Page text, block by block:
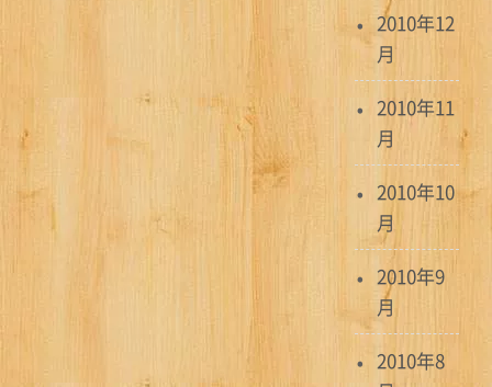
2010年12
月
2010年11
月
2010年10
月
2010年9
月
2010年8